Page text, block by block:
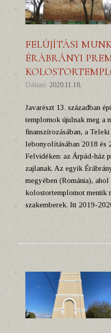
FELÚJÍTÁSI
ÉRÁBRÁNYI
Dátum: 2020.11.18.
Javarészt 13. században
templomok újulnak meg a
finanszírozásában, a
lebonyolításában 2018 és
Felvidéken: az Árpád-ház
zajlanak. Az egyik
megyében (Románia), ahol
kolostortemplomot mentik
szakemberek. Itt 2019-